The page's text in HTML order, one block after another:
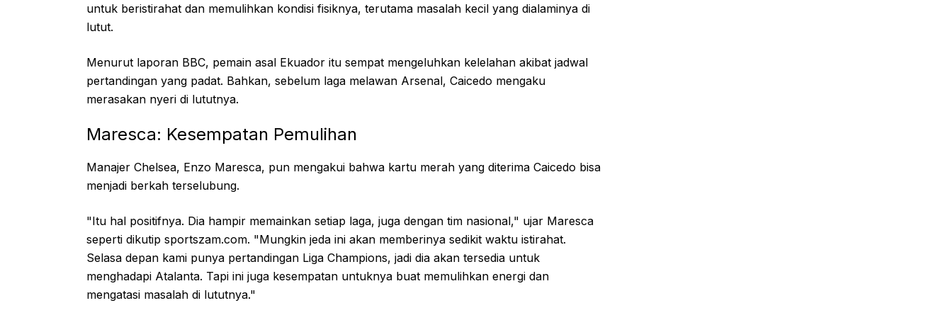
untuk beristirahat dan memulihkan kondisi fisiknya, terutama masalah kecil yang dialaminya di
lutut.
Menurut laporan BBC, pemain asal Ekuador itu sempat mengeluhkan kelelahan akibat jadwal
pertandingan yang padat. Bahkan, sebelum laga melawan Arsenal, Caicedo mengaku
merasakan nyeri di lututnya.
Maresca: Kesempatan Pemulihan
Manajer Chelsea, Enzo Maresca, pun mengakui bahwa kartu merah yang diterima Caicedo bisa
menjadi berkah terselubung.
"Itu hal positifnya. Dia hampir memainkan setiap laga, juga dengan tim nasional," ujar Maresca
seperti dikutip sportszam.com. "Mungkin jeda ini akan memberinya sedikit waktu istirahat.
Selasa depan kami punya pertandingan Liga Champions, jadi dia akan tersedia untuk
menghadapi Atalanta. Tapi ini juga kesempatan untuknya buat memulihkan energi dan
mengatasi masalah di lututnya."